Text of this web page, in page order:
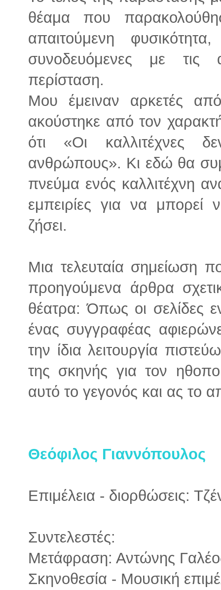
θέαμα που
απαιτούμενη
συνοδευόμενες με τις
περίσταση.
Μου έμειναν αρκετές
ακούστηκε από τον
ότι «Οι καλλιτέχνες
ανθρώπους». Κι εδώ θα
πνεύμα ενός καλλιτέχνη
εμπειρίες για να μπορεί
ζήσει.
Μια τελευταία σημείωση
προηγούμενα άρθρα
θέατρα: Όπως οι σελίδες
ένας συγγραφέας
την ίδια λειτουργία
της σκηνής για τον
αυτό το γεγονός και ας το
Θεόφιλος Γιαννόπουλος
Επιμέλεια - διορθώσεις:
Συντελεστές:
Μετάφραση: Αντώνης
Σκηνοθεσία - Μουσική